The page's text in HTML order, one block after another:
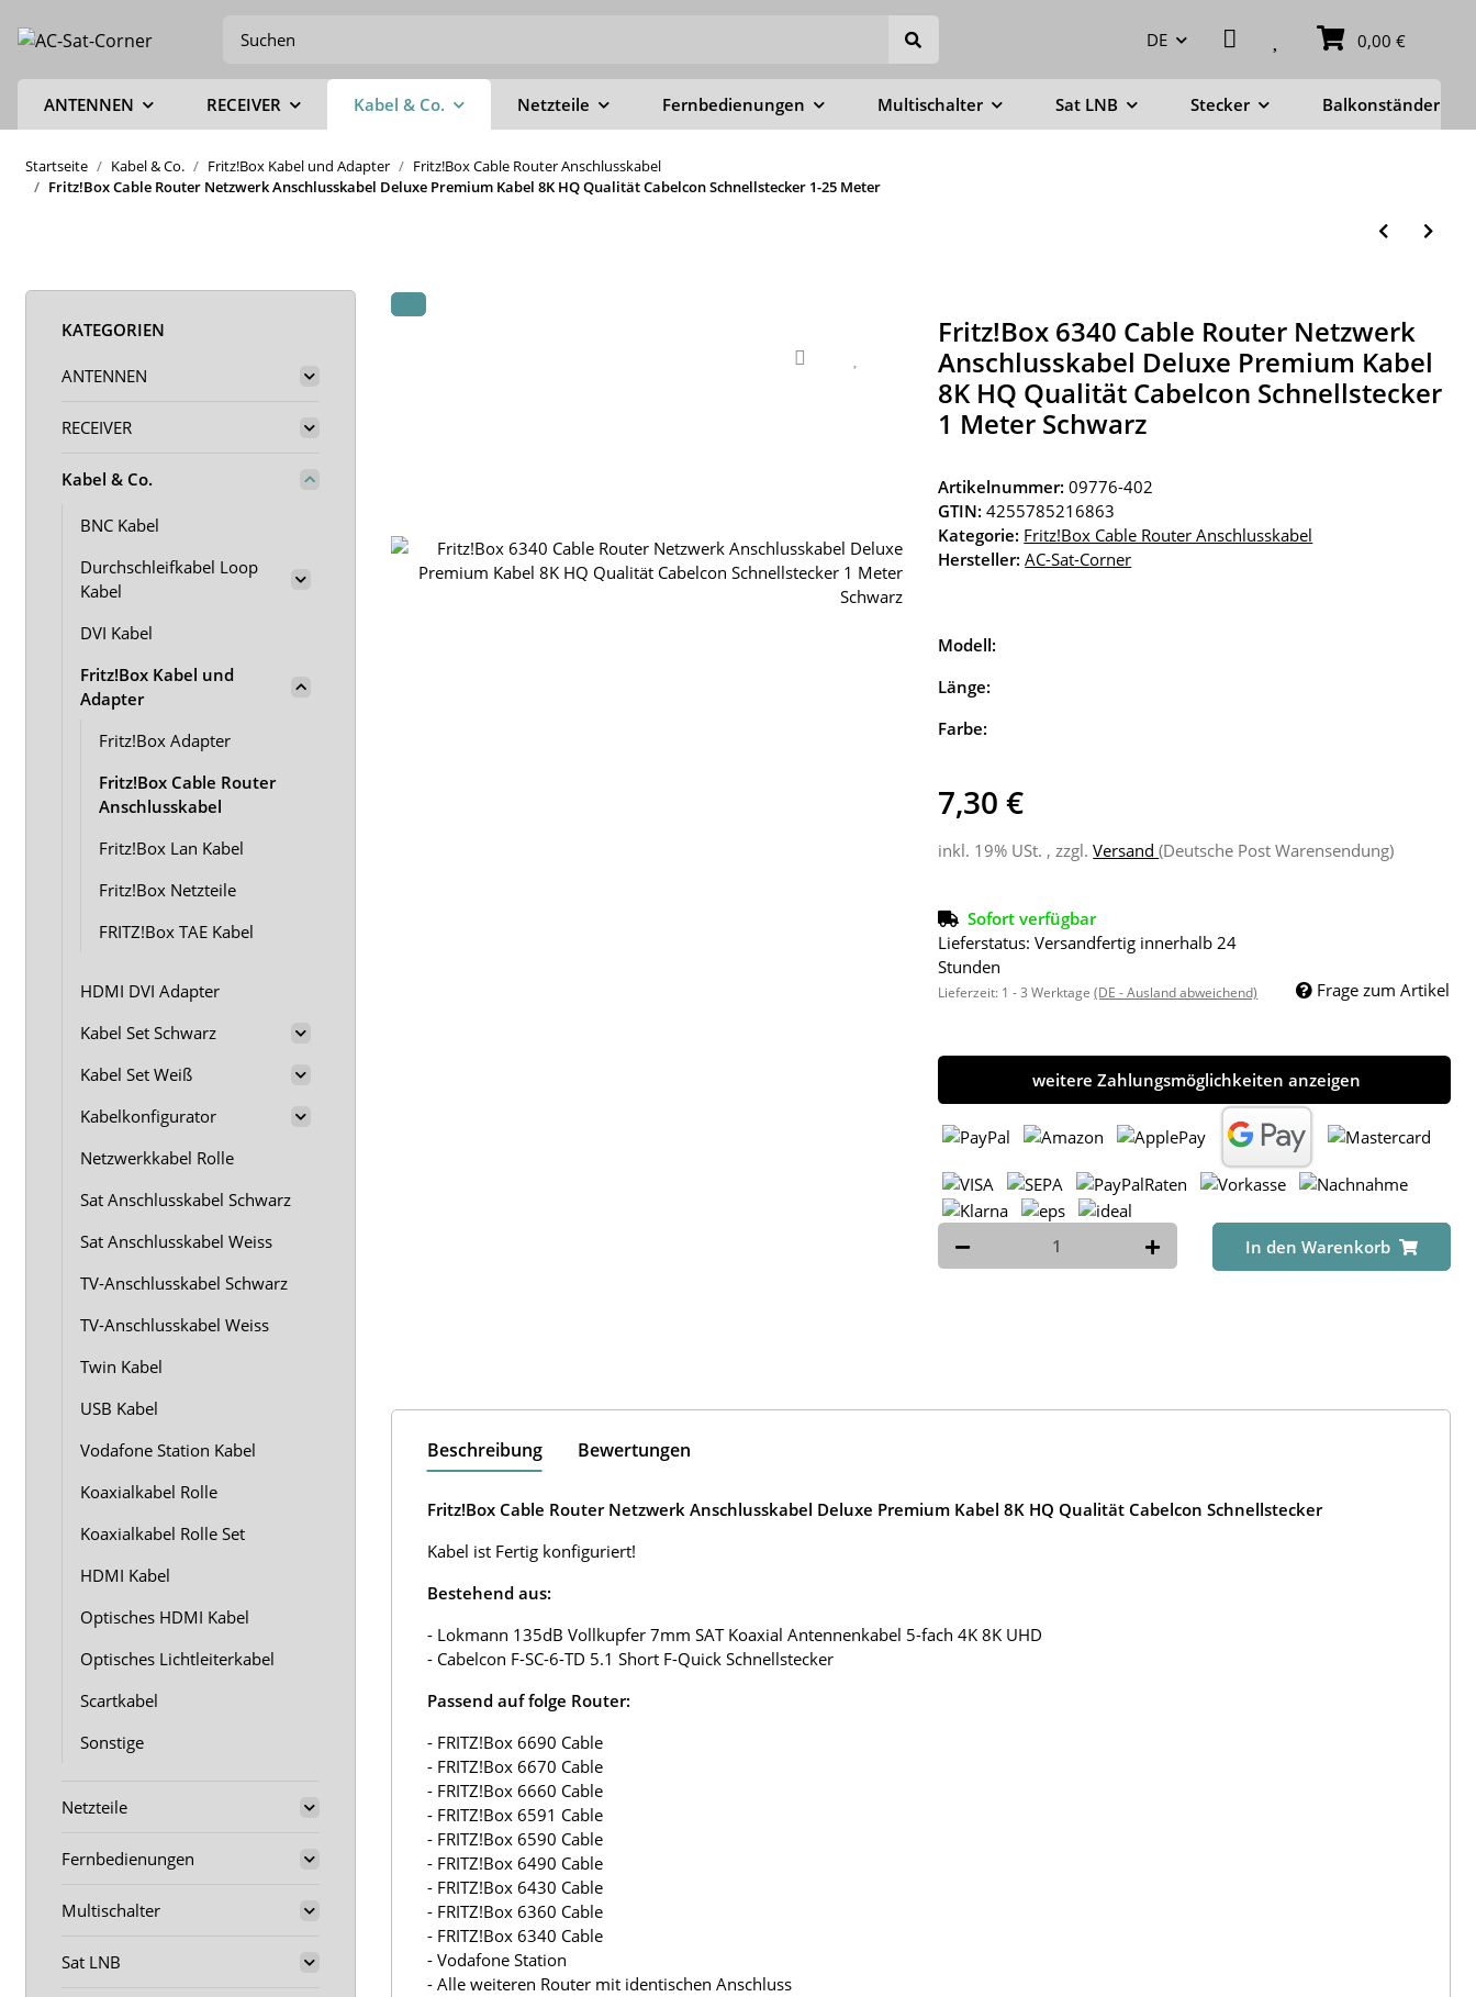
DE 0,00 €
ANTENNEN RECEIVER Kabel & Co. Netzteile Fernbedienungen Multischalter Sat LNB Stecker Balkonständer
Startseite Kabel & Co. Fritz!Box Kabel und Adapter
Fritz!Box Cable Router Anschlusskabel
Fritz!Box Cable Router Netzwerk Anschlusskabel Deluxe Premium Kabel 8K HQ Qualität Cabelcon Schnellstecker 1-25 Meter
Fritz!Box 6340 Cable Router Netzwerk
Anschlusskabel Deluxe Premium Kabel
8K HQ Qualität Cabelcon Schnellstecker
1 Meter Schwarz
Artikelnummer:09776-402
GTIN: 4255785216863
Kategorie: Fritz!Box Cable Router Anschlusskabel
Hersteller: AC-Sat-Corner
Modell:
Länge:
Farbe:
7,30 €
inkl. 19% USt. , zzgl.Versand(Deutsche Post Warensendung)
Sofort verfügbar
Lieferstatus: Versandfertig innerhalb 24
Stunden
Lieferzeit: 1 - 3 Werktage(DE - Ausland abweichend) Frage zum Artikel
weitere Zahlungsmöglichkeiten anzeigen
In den Warenkorb
Beschreibung Bewertungen
Fritz!Box Cable Router Netzwerk Anschlusskabel Deluxe Premium Kabel 8K HQ Qualität Cabelcon Schnellstecker
Kabel ist Fertig konfiguriert!
Bestehend aus:
- Lokmann 135dB Vollkupfer 7mm SAT Koaxial Antennenkabel 5-fach 4K 8K UHD
- Cabelcon F-SC-6-TD 5.1 Short F-Quick Schnellstecker
Passend auf folge Router:
- FRITZ!Box 6690 Cable
- FRITZ!Box 6670 Cable
- FRITZ!Box 6660 Cable
- FRITZ!Box 6591 Cable
- FRITZ!Box 6590 Cable
- FRITZ!Box 6490 Cable
- FRITZ!Box 6430 Cable
- FRITZ!Box 6360 Cable
- FRITZ!Box 6340 Cable
- Vodafone Station
- Alle weiteren Router mit identischen Anschluss
KATEGORIEN
ANTENNEN
RECEIVER
Kabel & Co.
BNC Kabel
Durchschleifkabel Loop
Kabel
DVI Kabel
Fritz!Box Kabel und
Adapter
Fritz!Box Adapter
Fritz!Box Cable Router
Anschlusskabel
Fritz!Box Lan Kabel
Fritz!Box Netzteile
FRITZ!Box TAE Kabel
HDMI DVI Adapter
Kabel Set Schwarz
Kabel Set Weiß
Kabelkonfigurator
Netzwerkkabel Rolle
Sat Anschlusskabel Schwarz
Sat Anschlusskabel Weiss
TV-Anschlusskabel Schwarz
TV-Anschlusskabel Weiss
Twin Kabel
USB Kabel
Vodafone Station Kabel
Koaxialkabel Rolle
Koaxialkabel Rolle Set
HDMI Kabel
Optisches HDMI Kabel
Optisches Lichtleiterkabel
Scartkabel
Sonstige
Netzteile
Fernbedienungen
Multischalter
Sat LNB